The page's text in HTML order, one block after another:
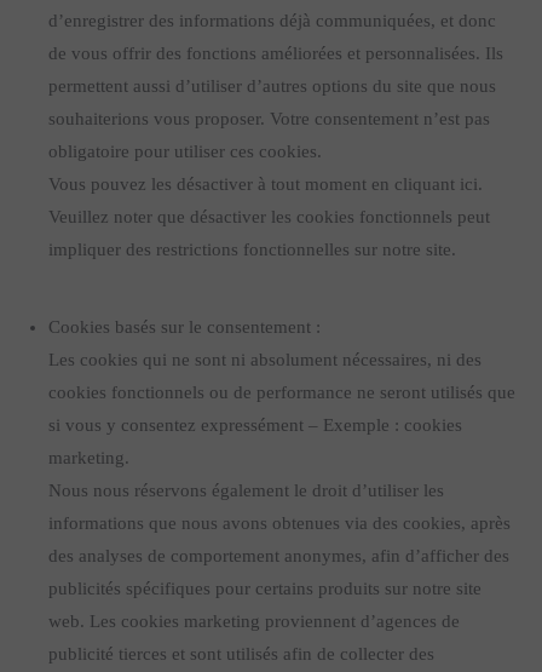
d’enregistrer des informations déjà communiquées, et donc
de vous offrir des fonctions améliorées et personnalisées. Ils
permettent aussi d’utiliser d’autres options du site que nous
souhaiterions vous proposer. Votre consentement n’est pas
obligatoire pour utiliser ces cookies.
Vous pouvez les désactiver à tout moment en cliquant ici.
Veuillez noter que désactiver les cookies fonctionnels peut
impliquer des restrictions fonctionnelles sur notre site.
Cookies basés sur le consentement :
Les cookies qui ne sont ni absolument nécessaires, ni des
cookies fonctionnels ou de performance ne seront utilisés que
si vous y consentez expressément – Exemple : cookies
marketing.
Nous nous réservons également le droit d’utiliser les
informations que nous avons obtenues via des cookies, après
des analyses de comportement anonymes, afin d’afficher des
publicités spécifiques pour certains produits sur notre site
web. Les cookies marketing proviennent d’agences de
publicité tierces et sont utilisés afin de collecter des